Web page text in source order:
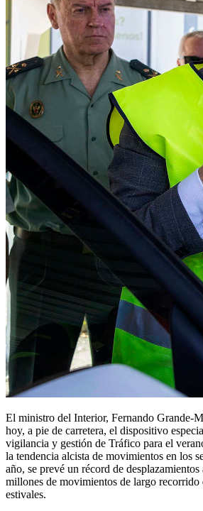
El ministro del Interior, Fernando Grande-
hoy, a pie de carretera, el dispositivo
vigilancia y gestión de Tráfico para el
la tendencia alcista de movimientos en los
año, se prevé un récord de
millones de movimientos de largo recorrido
estivales.